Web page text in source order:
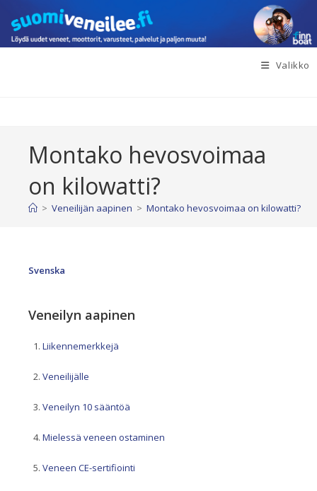
suoraan
sisältöön
Valikko
Montako hevosvoimaa
on kilowatti?
> Veneilijän aapinen > Montako hevosvoimaa on kilowatti?
Svenska
Veneilyn aapinen
Liikennemerkkejä
Veneilijälle
Veneilyn 10 sääntöä
Mielessä veneen ostaminen
Veneen CE-sertifiointi